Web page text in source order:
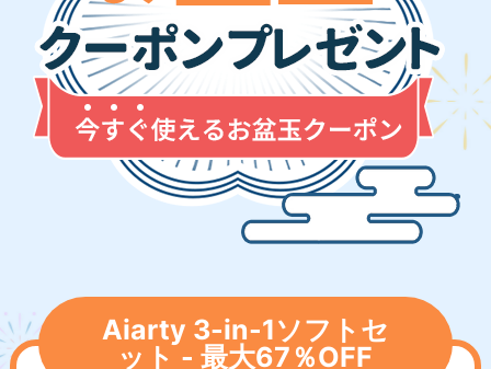
Aiarty 3-in-1ソフトセ
ット - 最大67％OFF